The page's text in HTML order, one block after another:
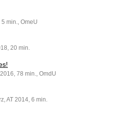
min., OmeU
20 min.
78 min., OmdU
AT 2014, 6 min.